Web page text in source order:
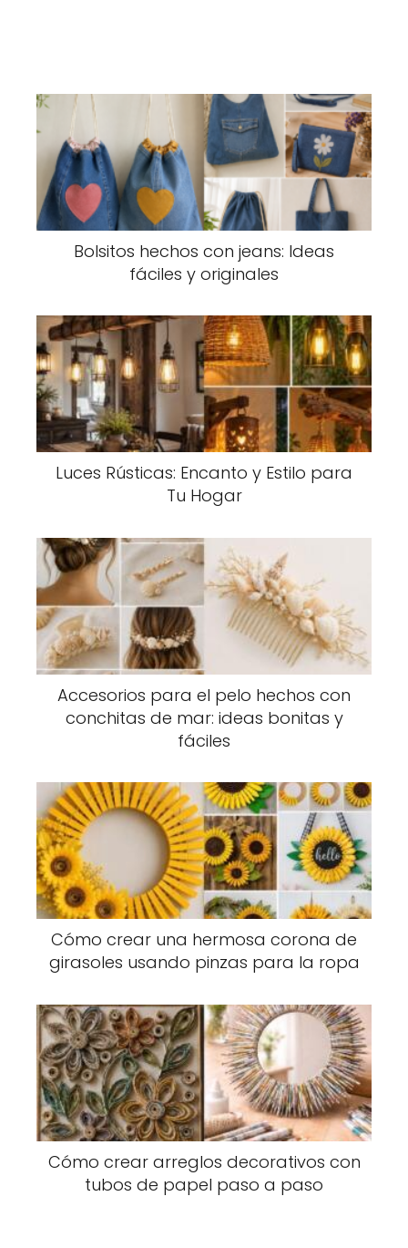
Bolsitos hechos con jeans: Ideas
fáciles y originales
Luces Rústicas: Encanto y Estilo para
Tu Hogar
Accesorios para el pelo hechos con
conchitas de mar: ideas bonitas y
fáciles
Cómo crear una hermosa corona de
girasoles usando pinzas para la ropa
Cómo crear arreglos decorativos con
tubos de papel paso a paso